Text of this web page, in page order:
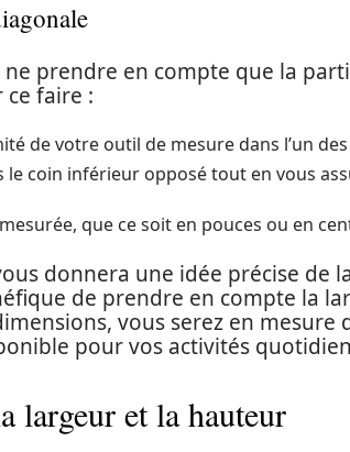
prendre en compte que la
faire :
de votre outil de mesure dans l’un
le coin inférieur opposé tout en vous
que ce soit en pouces ou en
donnera une idée précise de
de prendre en compte la
vous serez en mesure
pour vos activités
largeur et la hauteur